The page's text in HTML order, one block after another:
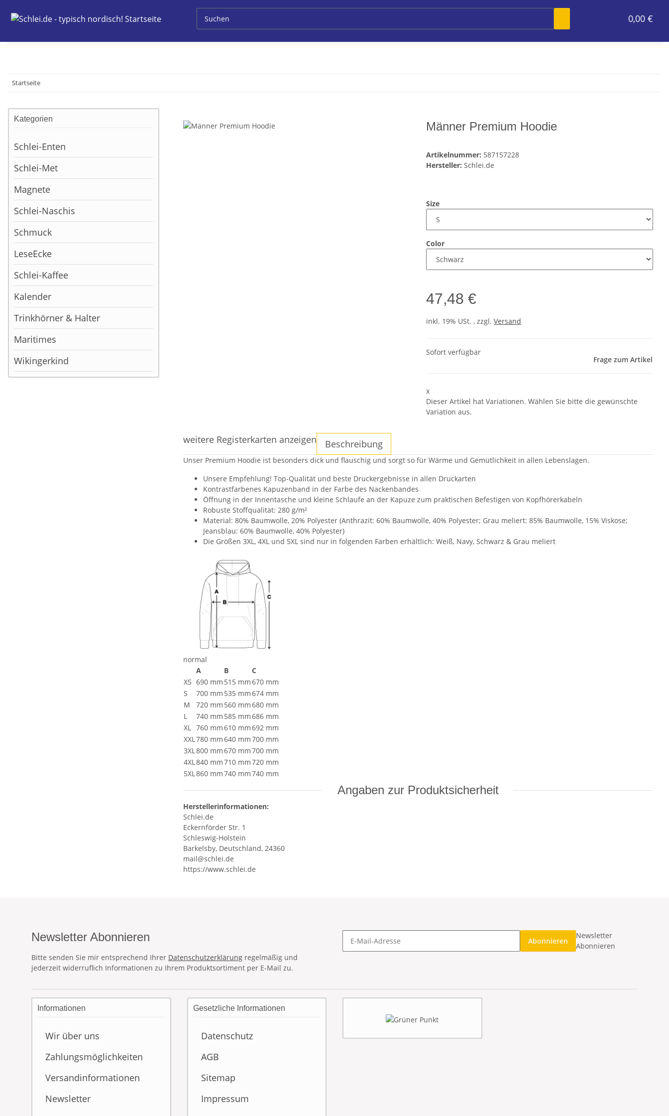
0,00 €
Startseite
Männer Premium Hoodie
Artikelnummer: 587157228
Hersteller: Schlei.de
Size
Color
47,48 €
inkl. 19% USt. , zzgl. Versand
Sofort verfügbar
Frage zum Artikel
x
Dieser Artikel hat Variationen. Wählen Sie bitte die gewünschte
Variation aus.
weitere Registerkarten anzeigen Beschreibung
Unser Premium Hoodie ist besonders dick und flauschig und sorgt so für Wärme und Gemütlichkeit in allen Lebenslagen.
Unsere Empfehlung! Top-Qualität und beste Druckergebnisse in allen Druckarten
Kontrastfarbenes Kapuzenband in der Farbe des Nackenbandes
Öffnung in der Innentasche und kleine Schlaufe an der Kapuze zum praktischen Befestigen von Kopfhörerkabeln
Robuste Stoffqualität: 280 g/m²
Material: 80% Baumwolle, 20% Polyester (Anthrazit: 60% Baumwolle, 40% Polyester; Grau meliert: 85% Baumwolle, 15% Viskose;
Jeansblau: 60% Baumwolle, 40% Polyester)
Die Größen 3XL, 4XL und 5XL sind nur in folgenden Farben erhältlich: Weiß, Navy, Schwarz & Grau meliert
normal
A
B
C
XS 690 mm 515 mm670 mm
S
700 mm 535 mm674 mm
M
720 mm 560 mm680 mm
L
740 mm 585 mm686 mm
XL 760 mm610 mm692 mm
XXL780 mm640 mm700 mm
3XL800 mm670 mm700 mm
4XL840 mm710 mm720 mm
5XL860 mm740 mm740 mm
Angaben zur Produktsicherheit
Herstellerinformationen:
Schlei.de
Eckernförder Str. 1
Schleswig-Holstein
Barkelsby, Deutschland, 24360
mail@schlei.de
https://www.schlei.de
Kategorien
Schlei-Enten
Schlei-Met
Magnete
Schlei-Naschis
Schmuck
LeseEcke
Schlei-Kaffee
Kalender
Trinkhörner & Halter
Maritimes
Wikingerkind
Newsletter Abonnieren
Bitte senden Sie mir entsprechend Ihrer Datenschutzerklärung regelmäßig und
jederzeit widerruflich Informationen zu Ihrem Produktsortiment per E-Mail zu.
Abonnieren
Newsletter
Abonnieren
Informationen
Wir über uns
Zahlungsmöglichkeiten
Versandinformationen
Newsletter
Gesetzliche Informationen
Datenschutz
AGB
Sitemap
Impressum